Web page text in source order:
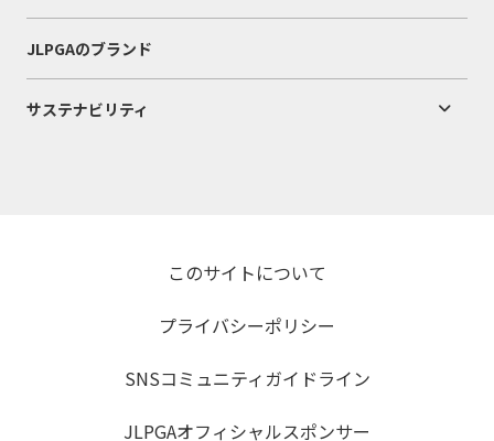
JLPGAのブランド
サステナビリティ
このサイトについて
プライバシーポリシー
SNSコミュニティガイドライン
JLPGAオフィシャルスポンサー